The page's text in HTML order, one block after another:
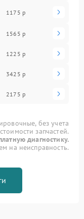
1175 р
1565 р
1225 р
3425 р
2175 р
без учета
стоимости запчастей.
диагностику.
на неисправность.